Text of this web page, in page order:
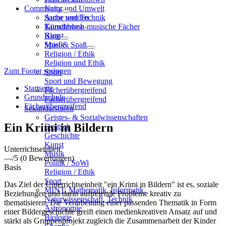
Natur und Umwelt
Sache und Technik
Künstlerisch-musische Fächer
Kunst
Musik
Religion / Ethik
Religion und Ethik
Sport
Sport und Bewegung
Fächerübergreifend
Fächerübergreifend
Sekundarstufen
Geistes- & Sozialwissenschaften
Deutsch
Geschichte
Kunst
Musik
Politik / SoWi
Religion / Ethik
Sport
MINT: Mathematik, Informatik,
Naturwissenschaft, Technik
Astronomie
Biologie
Community
Autor werden
Tauschbörse
Blog
Spiel & Spaß
Zum Footer springen
Startseite
Grundschule
Fächerübergreifend
Ein Krimi in Bildern
Unterrichtseinheit
—/5 (0 Bewertungen)
Basis
Das Ziel der Unterrichtseinheit "ein Krimi in Bildern" ist es, soziale
Beziehungen und darin auftretende Probleme kreativ zu
thematisieren. Die Verarbeitung einer passenden Thematik in Form
einer Bildergeschichte greift einen medienkreativen Ansatz auf und
stärkt als Gruppenprojekt zugleich die Zusammenarbeit der Kinder